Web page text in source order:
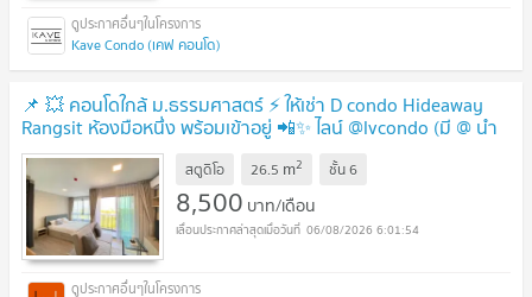
Kave Condo (เคฟ คอนโด)
📌 💥 คอนโดใกล้ ม.ธรรมศาสตร์ ⚡️ ให้เช่า D condo Hideaway
Rangsit ห้องมือหนึ่ง พร้อมเข้าอยู่ 📲✨ ไลน์ @lvcondo (มี @ นำ
หน้า)
สตูดิโอ 26.5 m2 ชั้น6
8,500 บาท/เดือน
06/08/2026 6:01:54